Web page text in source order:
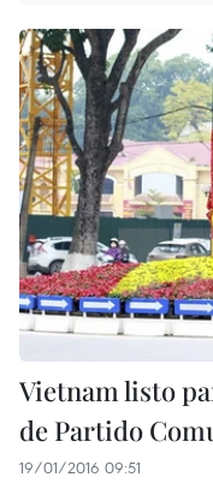
Vietnam listo
de Partido
19/01/2016 09:51